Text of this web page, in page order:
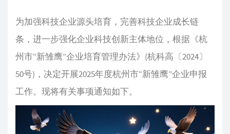
为加强科技企业源头培育，完善科技企业成长链
条，进一步强化企业科技创新主体地位，根据《杭
州市“新雏鹰”企业培育管理办法》(杭科高〔2024〕
50号)，决定开展2025年度杭州市“新雏鹰”企业申报
工作。现将有关事项通知如下。